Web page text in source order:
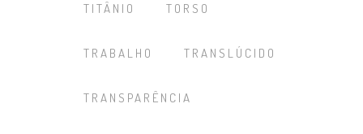
TITÂNIO TORSO
TRABALHO TRANSLÚCIDO
TRANSPARÊNCIA